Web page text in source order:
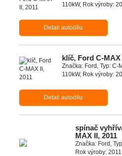
110kW, Rok výroby:
Detail autodílu
klíč, Ford C-MAX
Značka: Ford, Typ: C-
110kW, Rok výroby:
Detail autodílu
spínač
MAX II, 2011
Značka: Ford,
Rok výroby: 2011